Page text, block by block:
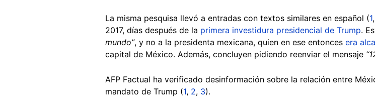
La misma pesquisa llevó a entradas con textos similares en español (1,
2017, días después de la primera investidura presidencial de Trump.
mundo”, y no a la presidenta mexicana, quien en ese entonces era
capital de México. Además, concluyen pidiendo reenviar el mensaje
AFP Factual ha verificado desinformación sobre la relación entre
mandato de Trump (1, 2, 3).